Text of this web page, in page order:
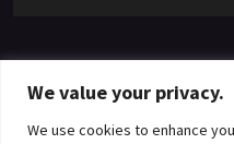
We value your privacy.
We use cookies to enhance